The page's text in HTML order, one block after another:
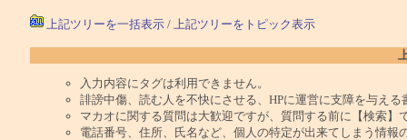
上記ツリーを一括表示/ 上記ツリーをトピック表示
入力内容にタグは利用できません。
誹謗中傷、読む人を不快にさせる、HPに運営に支障を与え
マカオに関する質問は大歓迎ですが、質問する前に【検索】
電話番号、住所、氏名など、個人の特定が出来てしまう情報